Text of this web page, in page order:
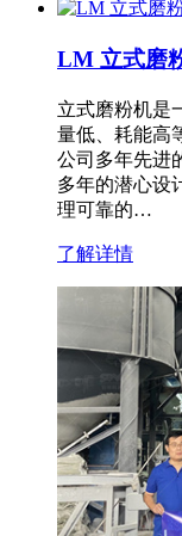
LM 立式磨
立式磨粉机是
量低、耗能高
公司多年先进
多年的潜心设
理可靠的…
了解详情